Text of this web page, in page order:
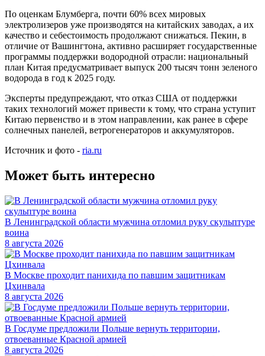
По оценкам Блумберга, почти 60% всех мировых
электролизеров уже производятся на китайских заводах, а их
качество и себестоимость продолжают снижаться. Пекин, в
отличие от Вашингтона, активно расширяет государственные
программы поддержки водородной отрасли: национальный
план Китая предусматривает выпуск 200 тысяч тонн зеленого
водорода в год к 2025 году.
Эксперты предупреждают, что отказ США от поддержки
таких технологий может привести к тому, что страна уступит
Китаю первенство и в этом направлении, как ранее в сфере
солнечных панелей, ветрогенераторов и аккумуляторов.
Источник и фото - ria.ru
Может быть интересно
В Ленинградской области мужчина отломил руку скульптуре
воина
8 августа 2026
В Москве проходит панихида по павшим защитникам
Цхинвала
8 августа 2026
В Госдуме предложили Польше вернуть территории,
отвоеванные Красной армией
8 августа 2026